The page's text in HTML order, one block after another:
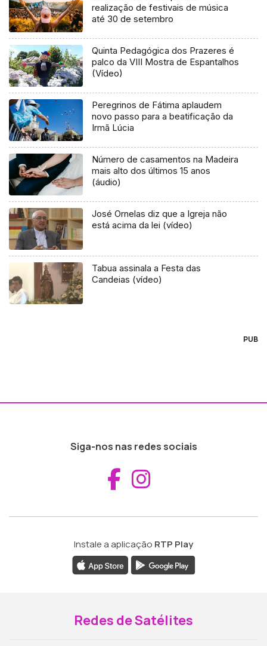
realização de festivais de música
até 30 de setembro
Quinta Pedagógica dos Prazeres é
palco da VIII Mostra de Espantalhos
(Vídeo)
Peregrinos de Fátima aplaudem
novo passo para a beatificação da
Irmã Lúcia
Número de casamentos na Madeira
mais alto dos últimos 15 anos
(áudio)
José Ornelas diz que a Igreja não
está acima da lei (vídeo)
Tabua assinala a Festa das
Candeias (vídeo)
PUB
Siga-nos nas redes sociais
Aceder ao
Instale a aplicação RTP Play
Redes de Satélites